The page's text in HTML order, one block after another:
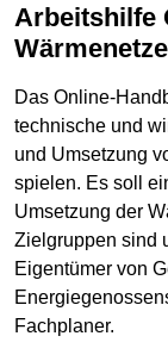
Arbeitshilfe Online-Handbuch: „Neue
Das Online-
technische und
und Umsetzung
spielen. Es soll
Umsetzung der
Zielgruppen sind
Eigentümer von
Fachplaner.